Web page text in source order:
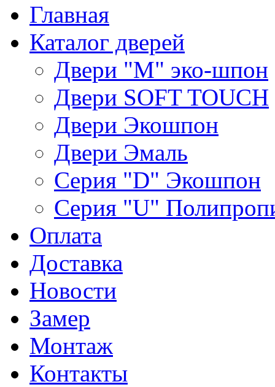
Главная
Каталог дверей
Двери "М" эко-шпон
Двери SOFT TOUCH
Двери Экошпон
Двери Эмаль
Серия "D" Экошпон
Серия "U"
Оплата
Доставка
Новости
Замер
Монтаж
Контакты